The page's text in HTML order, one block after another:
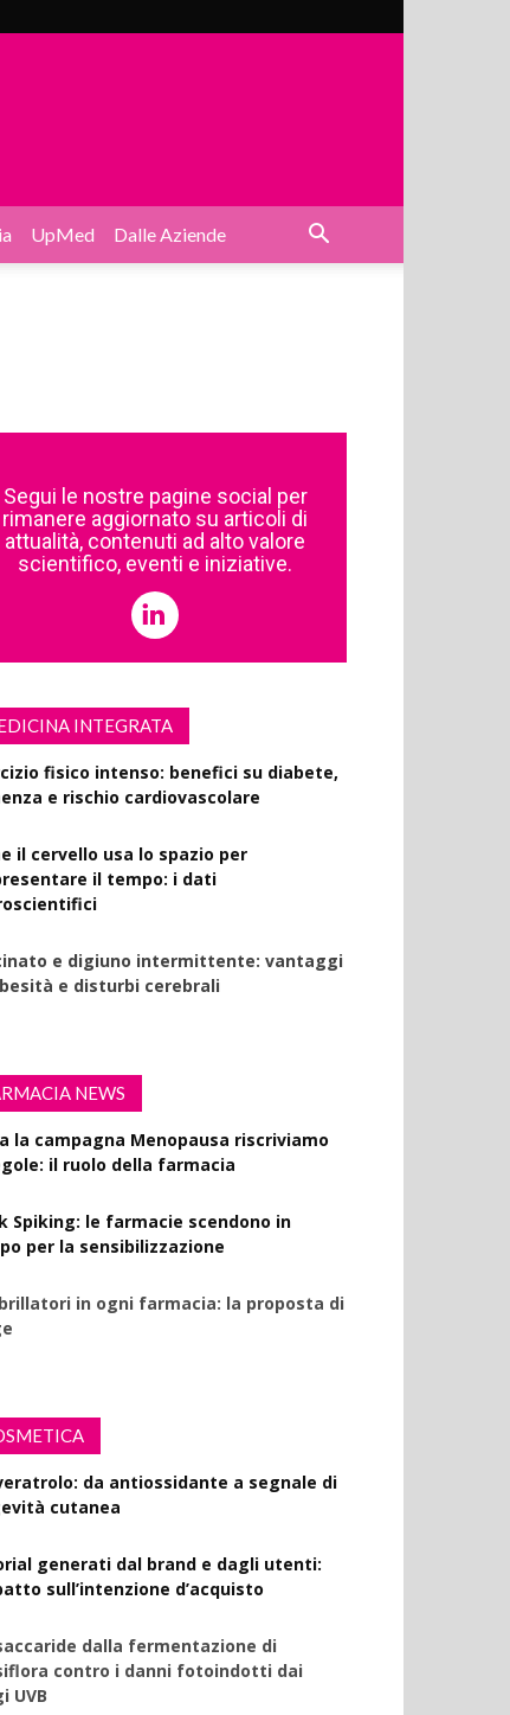
UpMed Dalle Aziende
Segui le nostre pagine social per
rimanere aggiornato su articoli di
attualità, contenuti ad alto valore
scientifico, eventi e iniziative.
INTEGRATA
fisico intenso: benefici su diabete,
e rischio cardiovascolare
il cervello usa lo spazio per
il tempo: i dati
e digiuno intermittente: vantaggi
e disturbi cerebrali
NEWS
la campagna Menopausa riscriviamo
il ruolo della farmacia
Spiking: le farmacie scendono in
per la sensibilizzazione
in ogni farmacia: la proposta di
da antiossidante a segnale di
cutanea
generati dal brand e dagli utenti:
sull’intenzione d’acquisto
dalla fermentazione di
contro i danni fotoindotti dai
UVB